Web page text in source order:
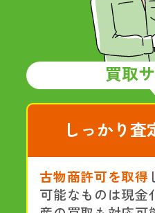
買取
しっかり査
古物商許可を取得
可能なものは現金